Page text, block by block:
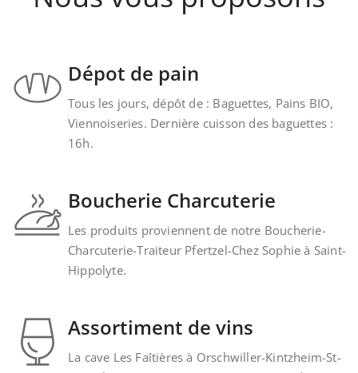
Dépot de pain
Tous les jours, dépôt de : Baguettes, Pains BIO,
Viennoiseries. Dernière cuisson des baguettes :
16h.
Boucherie Charcuterie
Les produits proviennent de notre Boucherie-
Charcuterie-Traiteur Pfertzel-Chez Sophie à Saint-
Hippolyte.
Assortiment de vins
La cave Les Faîtières à Orschwiller-Kintzheim-St-